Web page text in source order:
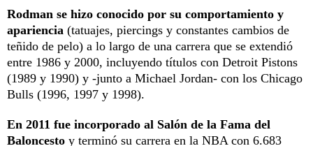
Rodman se hizo conocido por su comportamiento y
apariencia (tatuajes, piercings y constantes cambios de
teñido de pelo) a lo largo de una carrera que se extendió
entre 1986 y 2000, incluyendo títulos con Detroit Pistons
(1989 y 1990) y -junto a Michael Jordan- con los Chicago
Bulls (1996, 1997 y 1998).
En 2011 fue incorporado al Salón de la Fama del
Baloncesto y terminó su carrera en la NBA con 6.683